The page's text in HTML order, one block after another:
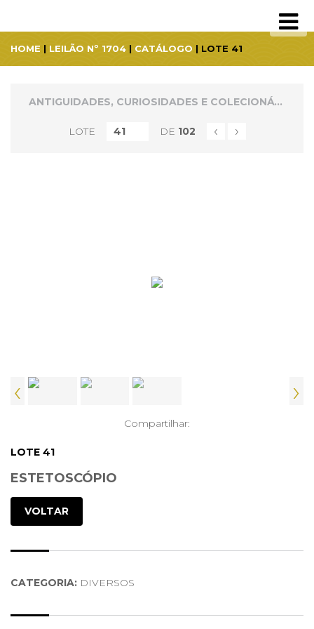
HOME | LEILÃO Nº 1704 | CATÁLOGO | LOTE 41
ANTIGUIDADES, CURIOSIDADES E COLECIONÁVEIS
LOTE DE 102 ‹ ›
‹ ›
Compartilhar:
LOTE 41
ESTETOSCÓPIO
VOLTAR
CATEGORIA: DIVERSOS